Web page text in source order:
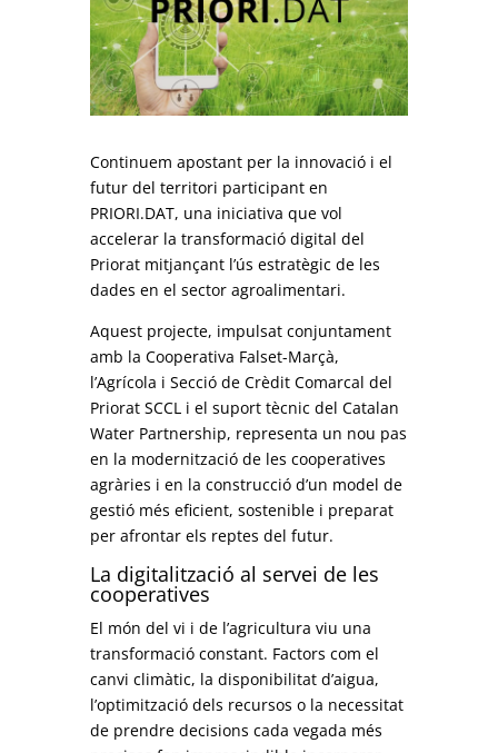
Continuem apostant per la innovació i el
futur del territori participant en
PRIORI.DAT, una iniciativa que vol
accelerar la transformació digital del
Priorat mitjançant l’ús estratègic de les
dades en el sector agroalimentari.
Aquest projecte, impulsat conjuntament
amb la Cooperativa Falset-Marçà,
l’Agrícola i Secció de Crèdit Comarcal del
Priorat SCCL i el suport tècnic del Catalan
Water Partnership, representa un nou pas
en la modernització de les cooperatives
agràries i en la construcció d’un model de
gestió més eficient, sostenible i preparat
per afrontar els reptes del futur.
La digitalització al servei de les
cooperatives
El món del vi i de l’agricultura viu una
transformació constant. Factors com el
canvi climàtic, la disponibilitat d’aigua,
l’optimització dels recursos o la necessitat
de prendre decisions cada vegada més